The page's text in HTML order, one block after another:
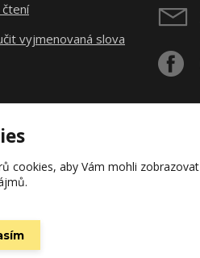
čtení
vyjmenovaná slova
Reserved.
cookies, aby Vám mohli zobrazovat